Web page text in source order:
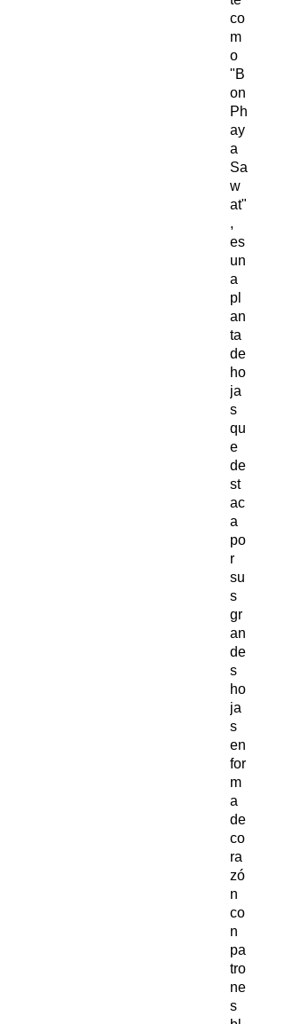
co
m
o
"B
on
Ph
ay
a
Sa
w
at"
,
es
un
a
pl
an
ta
de
ho
ja
s
qu
e
de
st
ac
a
po
r
su
s
gr
an
de
s
ho
ja
s
en
for
m
a
de
co
ra
zó
n
co
n
pa
tro
ne
s